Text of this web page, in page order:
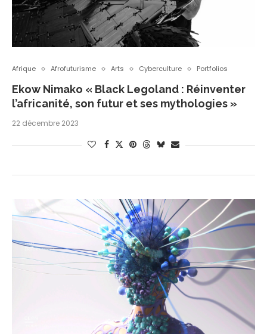
Afrique Afrofuturisme Arts Cyberculture Portfolios
Ekow Nimako « Black Legoland : Réinventer
l’africanité, son futur et ses mythologies »
22 décembre 2023